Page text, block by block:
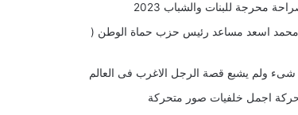
محرجة للبنات والشباب 2023
محمد اسعد مساعد رئيس حزب حماة الوطن (
ولم يشبع قصة الرجل الاغرب فى العالم
اجمل خلفيات صور متحركة